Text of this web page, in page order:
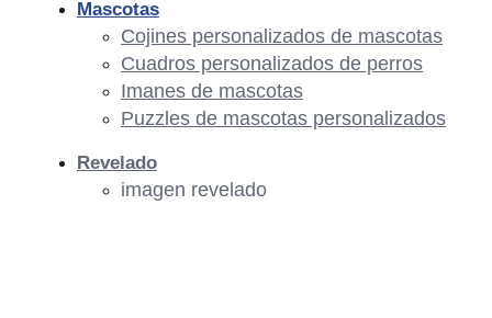
Mascotas
Cojines personalizados de mascotas
Cuadros personalizados de perros
Imanes de mascotas
Puzzles de mascotas personalizados
Revelado
imagen revelado